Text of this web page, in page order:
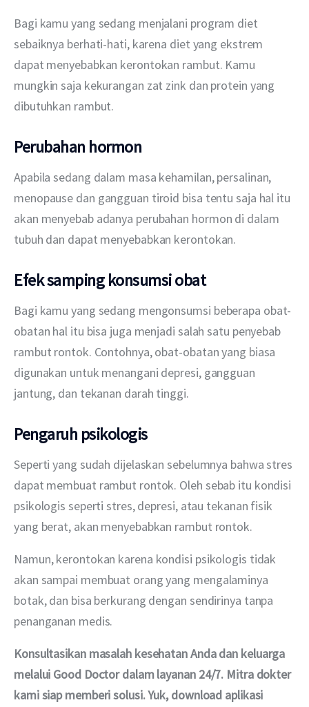
Bagi kamu yang sedang menjalani program diet
sebaiknya berhati-hati, karena diet yang ekstrem
dapat menyebabkan kerontokan rambut. Kamu
mungkin saja kekurangan zat zink dan protein yang
dibutuhkan rambut.
Perubahan hormon
Apabila sedang dalam masa kehamilan, persalinan,
menopause dan gangguan tiroid bisa tentu saja hal itu
akan menyebab adanya perubahan hormon di dalam
tubuh dan dapat menyebabkan kerontokan.
Efek samping konsumsi obat
Bagi kamu yang sedang mengonsumsi beberapa obat-
obatan hal itu bisa juga menjadi salah satu penyebab
rambut rontok. Contohnya, obat-obatan yang biasa
digunakan untuk menangani depresi, gangguan
jantung, dan tekanan darah tinggi.
Pengaruh psikologis
Seperti yang sudah dijelaskan sebelumnya bahwa stres
dapat membuat rambut rontok. Oleh sebab itu kondisi
psikologis seperti stres, depresi, atau tekanan fisik
yang berat, akan menyebabkan rambut rontok.
Namun, kerontokan karena kondisi psikologis tidak
akan sampai membuat orang yang mengalaminya
botak, dan bisa berkurang dengan sendirinya tanpa
penanganan medis.
Konsultasikan masalah kesehatan Anda dan keluarga
melalui Good Doctor dalam layanan 24/7. Mitra dokter
kami siap memberi solusi. Yuk, download aplikasi